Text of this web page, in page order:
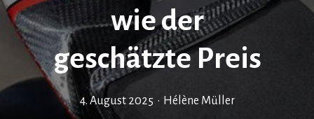
wie der
geschätzte Preis
4. August 2025 • Hélène Müller